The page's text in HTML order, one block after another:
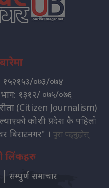
१५२१५३/०७३/०७४
१३१२/ ०७५/०७६
(Citizen Journalism)
कोशी प्रदेश कै पहिलो
बिराटनगर" । पुरा पढ्नुहोस्
लिंकहरु
सम्पुर्ण समाचार